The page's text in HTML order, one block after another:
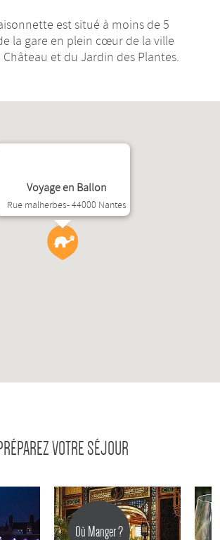
est situé à moins de 5
la gare en plein cœur de la ville
et du Jardin des Plantes.
Voyage en Ballon
Rue malherbes- 44000 Nantes
VOTRE SÉJOUR
Où Manger ?